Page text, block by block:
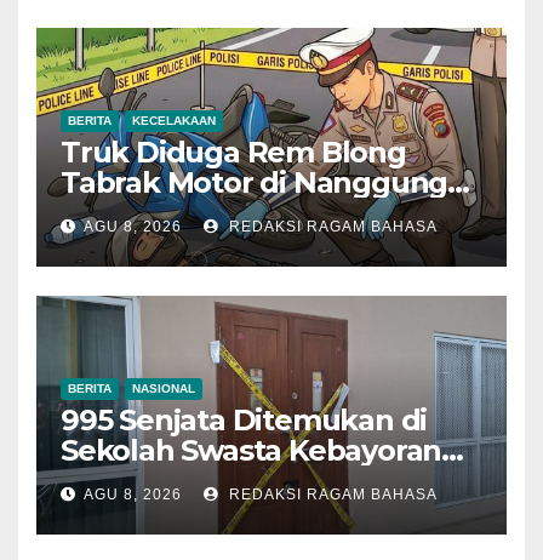
BERITA KECELAKAAN
Truk Diduga Rem Blong
Tabrak Motor di Nanggung
Bogor, Dua Orang Tewas
AGU 8, 2026 REDAKSI RAGAM BAHASA
BERITA NASIONAL
995 Senjata Ditemukan di
Sekolah Swasta Kebayoran
Lama, Ada Bunker hingga
Barang Terlarang
AGU 8, 2026 REDAKSI RAGAM BAHASA